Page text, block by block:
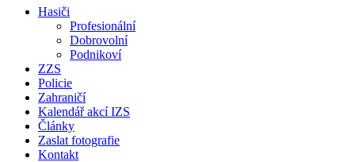
Hasiči
Profesionální
Dobrovolní
Podnikoví
ZZS
Policie
Zahraničí
Kalendář akcí IZS
Články
Zaslat fotografie
Kontakt